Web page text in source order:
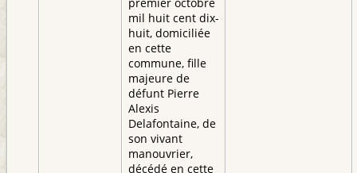
mil huit cent dix-
huit, domiciliée
en cette
commune, fille
majeure de
défunt Pierre
Alexis
Delafontaine, de
son vivant
manouvrier,
décédé en cette